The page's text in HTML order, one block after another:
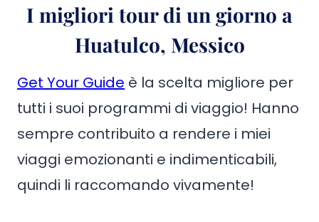
I migliori tour di un giorno a
Huatulco, Messico
Get Your Guide è la scelta migliore per
tutti i suoi programmi di viaggio! Hanno
sempre contribuito a rendere i miei
viaggi emozionanti e indimenticabili,
quindi li raccomando vivamente!